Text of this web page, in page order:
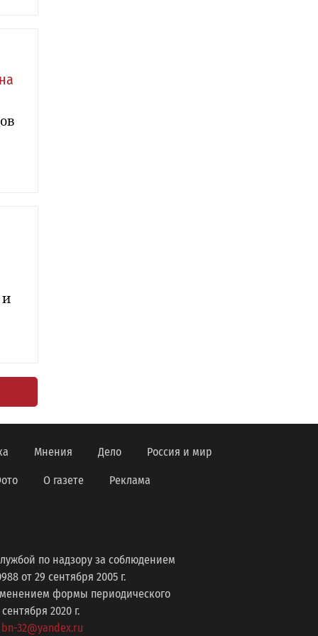
и
Мнения Дело Россия и мир
О газете Реклама
по надзору за соблюдением
от 29 сентября 2005 г.
формы периодического
2020 г.
32@yandex.ru